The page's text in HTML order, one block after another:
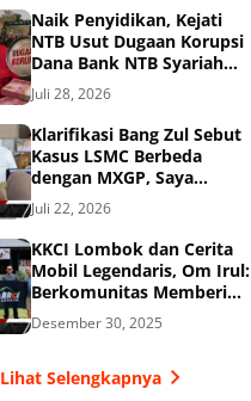
Naik Penyidikan, Kejati
NTB Usut Dugaan Korupsi
Dana Bank NTB Syariah
untuk MXGP 2023
Juli 28, 2026
Klarifikasi Bang Zul Sebut
Kasus LSMC Berbeda
dengan MXGP, Saya
Dipanggil Sebagai Saksi
Juli 22, 2026
KKCI Lombok dan Cerita
Mobil Legendaris, Om Irul:
Berkomunitas Memberi
Manfaat dan Membangun
Imej Positif
Desember 30, 2025
Lihat Selengkapnya